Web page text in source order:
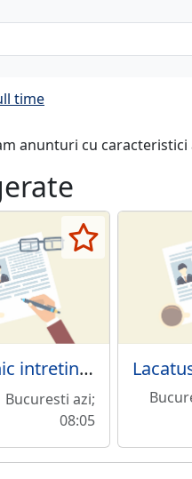
time
anunturi cu caracteristici
Mecanic intretinere utilaje - Fabrica pavaje - Sector 6
Bucuresti azi;
08:05